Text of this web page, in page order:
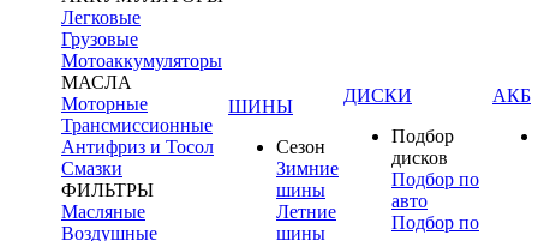
Легковые
Грузовые
Мотоаккумуляторы
МАСЛА
Моторные
Трансмиссионные
Антифриз и Тосол
Смазки
ФИЛЬТРЫ
Масляные
Воздушные
ШИНЫ
Сезон
Зимние
шины
Летние
шины
ДИСКИ
Подбор
дисков
Подбор по
авто
Подбор по
АКБ